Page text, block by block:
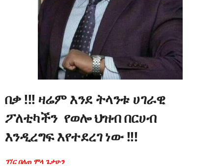
በቃ !!! ዛሬም እንደ ትላንቱ ሀገራዊ
ፖለቲካችን የወሎ ህዝብ በርሀብ
እንዲረግፍእየተደረገ ነው !!!
ፕ/ር በለጠ ሞላ ጌታሁን